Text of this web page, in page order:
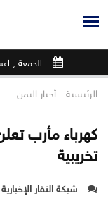
الجمعة ,
الرئيسية - أخبار اليمن
كهرباء مأرب
تخريبية
شبكة النقار الإخبارية